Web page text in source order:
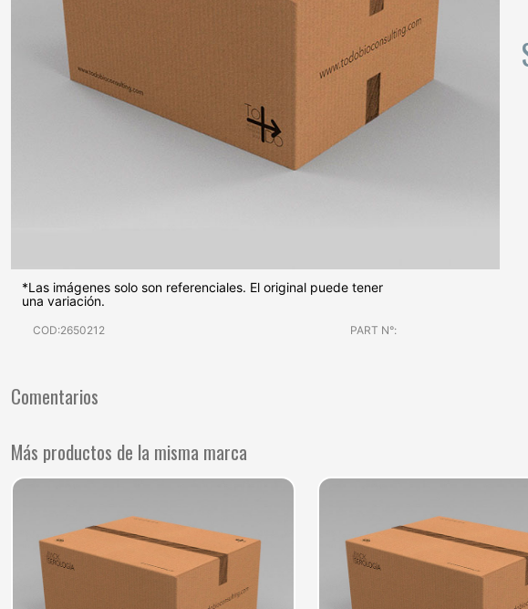
*Las imágenes solo son referenciales. El original puede tener
una variación.
COD:2650212 PART N°:
Comentarios
Más productos de la misma marca